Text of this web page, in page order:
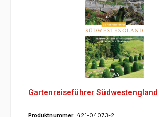
Gartenreiseführer Südwestengland
Produktnummer: 421-04073-2